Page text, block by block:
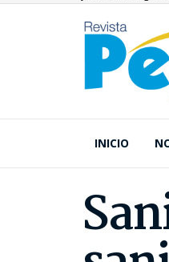
INICIO